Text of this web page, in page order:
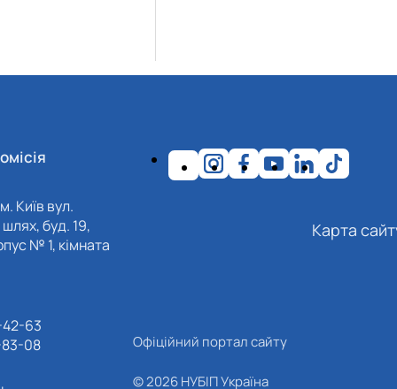
Київ вул.
шлях, буд. 19,
№ 1, кімната
63
08
Карта
Офіційний портал сайту
© 2026 НУБІП Україна